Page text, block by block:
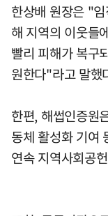
한상배 원장은 "
해 지역의 이웃들
빨리 피해가 복구
원한다"라고 말했
한편, 해썹인증원
동체 활성화 기여
연속 지역사회공